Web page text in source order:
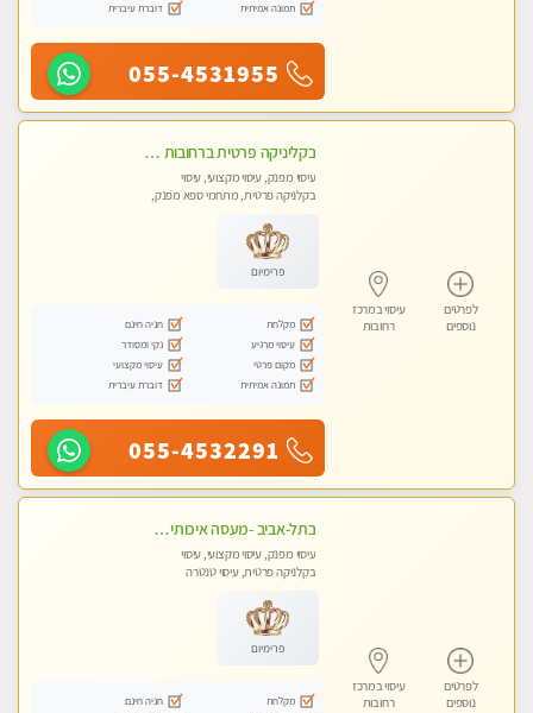
תמונה אמיתית
דוברת עיברית
055-4531955
לפרטים
נוספים
עיסוי במרכז
רחובות
בקליניקה פרטית ברחובות כל סוגי העיסויים מעסה מקצועית ואיכותית פרטי!!
עיסוי מפנק, עיסוי מקצועי, עיסוי
בקלניקה פרטית, מתחמי ספא מפנק,
פרימיום
מקלחת
חניה חינם
עיסוי מרגיע
נקי ומסודר
מקום פרטי
עיסוי מקצועי
תמונה אמיתית
דוברת עיברית
055-4532291
לפרטים
נוספים
עיסוי במרכז
רחובות
בתל-אביב -מעסה איכותית מקצועית ומפנקת מאוד
עיסוי מפנק, עיסוי מקצועי, עיסוי
בקלניקה פרטית, עיסוי טנטרה
פרימיום
מקלחת
חניה חינם